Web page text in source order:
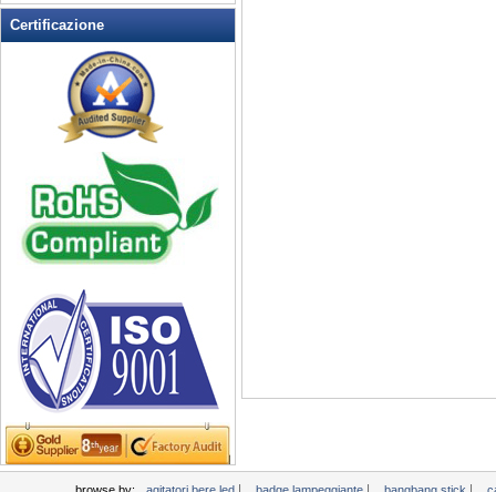
Lampeggiante Opener Vino
lampeggiante orologio
Lampeggiante Pin magnetico
Lampeggiante Posacenere
Lampeggiante T-shirt
LED lampeggiante Balls
sole
LED lampeggiante tazza
LED portachiavi Apribottiglie
LED Tea Candle Light
LED Up Coltelli
LED Up Cucchiaio
Light Up Candela
Light Up Forks
Light Up Penne
Light Up Swizzle
Light Up vassoi
Certificazione